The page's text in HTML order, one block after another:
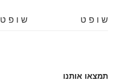
ש ו פ ט ש ו פ ט
תמצאו אותנו